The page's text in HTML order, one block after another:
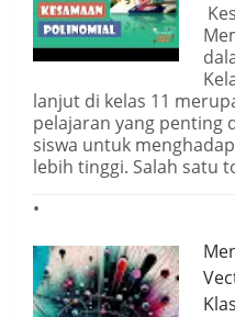
lanjut di kelas 11
pelajaran yang penting
siswa untuk
lebih tinggi. Salah satu